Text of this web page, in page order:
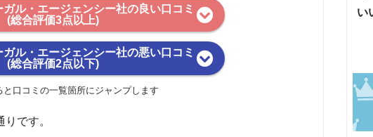
ル・エージェンシー社の良い口コミ
(総合評価3点以上)
ル・エージェンシー社の悪い口コミ
(総合評価2点以下)
口コミの一覧箇所にジャンプします
です。
い